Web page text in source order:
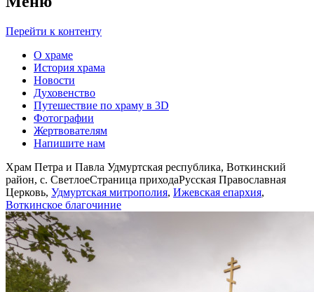
Перейти к контенту
О храме
История храма
Новости
Духовенство
Путешествие по храму в 3D
Фотографии
Жертвователям
Напишите нам
Храм Петра и Павла Удмуртская республика, Воткинский
район, с. СветлоеСтраница приходаРусская Православная
Церковь, Удмуртская митрополия, Ижевская епархия,
Воткинское благочиние